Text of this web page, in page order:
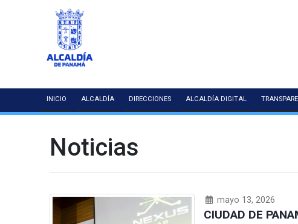
INICIO ALCALDÍA DIRECCIONES ALCALDÍA DIGITAL
Noticias
mayo 13, 2026
CIUDAD DE